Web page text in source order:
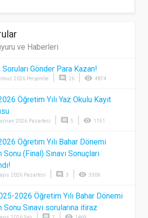
ve Haberleri
Soruları Gönder Para Kazan!
2026 Perşembe comment 26 visibility 4874
Öğretim Yılı Yaz Okulu Kayıt
2026 Pazartesi comment 5 visibility 1151
Öğretim Yılı Bahar Dönemi
Sonu (Final) Sınavı Sonuçları
2026 Pazartesi comment 3 visibility 3306
2026 Öğretim Yılı Bahar Dönemi
Sonu Sınavı sorularına itiraz